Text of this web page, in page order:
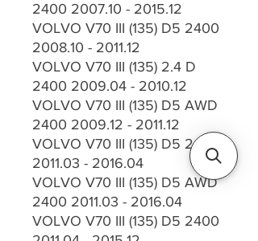
2400 2007.10 - 2015.12
VOLVO V70 III (135) D5 2400
2008.10 - 2011.12
VOLVO V70 III (135) 2.4 D
2400 2009.04 - 2010.12
VOLVO V70 III (135) D5 AWD
2400 2009.12 - 2011.12
VOLVO V70 III (135) D5 2400
2011.03 - 2016.04
VOLVO V70 III (135) D5 AWD
2400 2011.03 - 2016.04
VOLVO V70 III (135) D5 2400